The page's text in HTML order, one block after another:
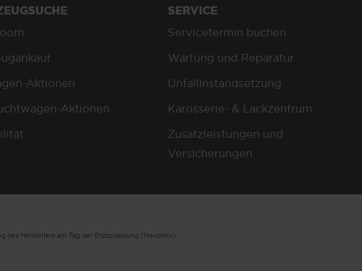
Aktionen
Aktionen
SERVICE
Servicetermin buchen
Wartung und Reparatur
Unfallinstandsetzung
Karosserie- & Lackzentrum
Zusatzleistungen und
Versicherungen
Herstellers am Tag der Erstzulassung (Neupreis).